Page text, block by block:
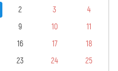
2 3
4
9 10
11
16 17
18
23 24
25